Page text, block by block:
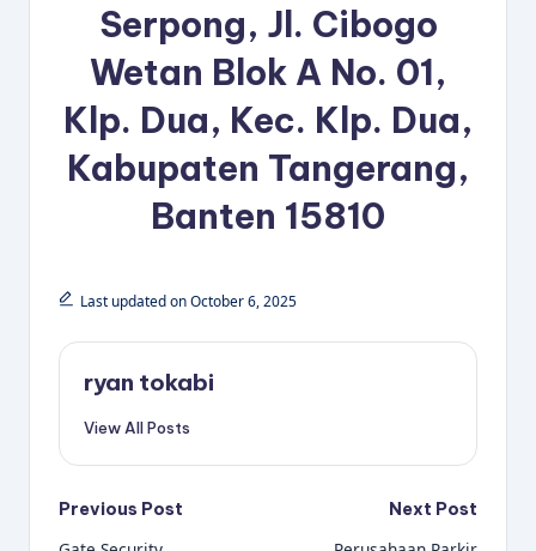
Serpong, Jl. Cibogo
Wetan Blok A No. 01,
Klp. Dua, Kec. Klp. Dua,
Kabupaten Tangerang,
Banten 15810
Last updated on October 6, 2025
ryan tokabi
View All Posts
Post
Previous Post Next Post